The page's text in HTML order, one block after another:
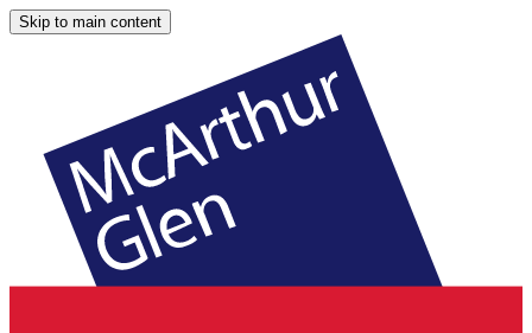
Skip to main content